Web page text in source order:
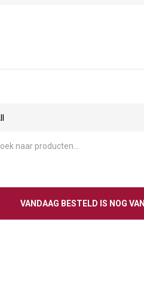
VANDAAG BESTELD IS NOG